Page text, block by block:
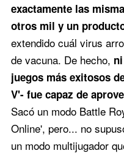
exactamente las
otros mil y un
extendido cuál virus
de vacuna. De hecho,
juegos más exitosos
V'- fue capaz de
Sacó un modo Battle
Online', pero... no
un modo multijugador